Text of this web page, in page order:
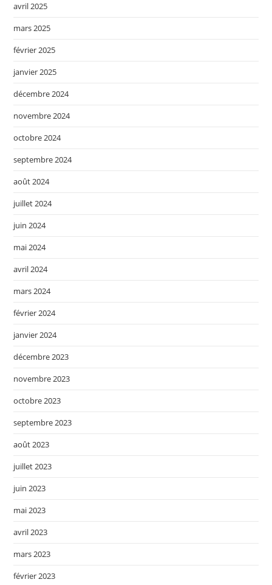
avril 2025
mars 2025
février 2025
janvier 2025
décembre 2024
novembre 2024
octobre 2024
septembre 2024
août 2024
juillet 2024
juin 2024
mai 2024
avril 2024
mars 2024
février 2024
janvier 2024
décembre 2023
novembre 2023
octobre 2023
septembre 2023
août 2023
juillet 2023
juin 2023
mai 2023
avril 2023
mars 2023
février 2023